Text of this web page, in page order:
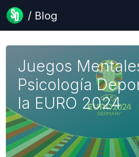
/ Blog
Juegos
Psicología
la EURO 2024